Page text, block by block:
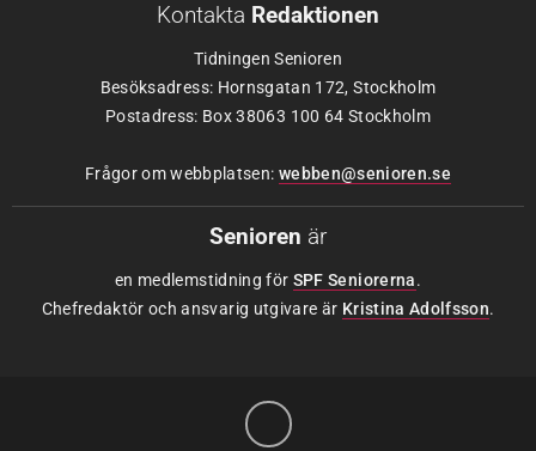
Kontakta Redaktionen
Tidningen Senioren
Besöksadress: Hornsgatan 172, Stockholm
Postadress: Box 38063 100 64 Stockholm
Frågor om webbplatsen: webben@senioren.se
Senioren är
en medlemstidning för SPF Seniorerna.
Chefredaktör och ansvarig utgivare är Kristina Adolfsson.